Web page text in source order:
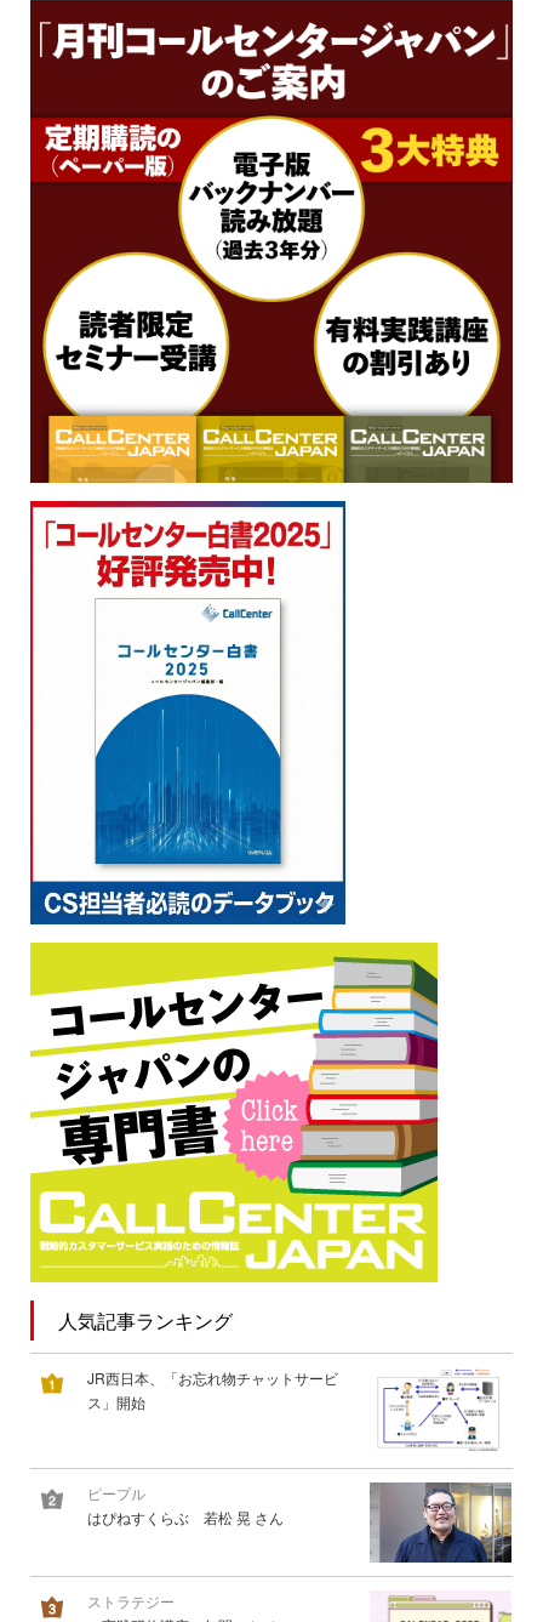
人気記事ランキング
JR西日本、「お忘れ物チャットサービ
ス」開始
ピープル
はぴねすくらぶ 若松 晃 さん
ストラテジー